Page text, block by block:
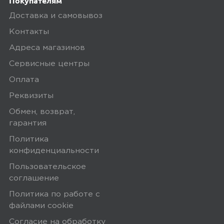
Доставка и самовывоз
Контакты
Адреса магазинов
Сервисные центры
Оплата
Реквизиты
Обмен, возврат,
гарантия
Политика
конфиденциальности
Пользовательское
соглашение
Политика по работе с
файлами сookie
Согласие на обработку